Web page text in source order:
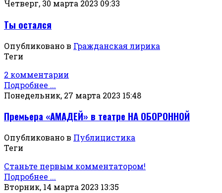
Четверг, 30 марта 2023 09:33
Ты остался
Опубликовано в Гражданская лирика
Теги
2 комментарии
Подробнее ...
Понедельник, 27 марта 2023 15:48
Премьера «АМАДЕЙ» в театре НА ОБОРОННОЙ
Опубликовано в Публицистика
Теги
Станьте первым комментатором!
Подробнее ...
Вторник, 14 марта 2023 13:35